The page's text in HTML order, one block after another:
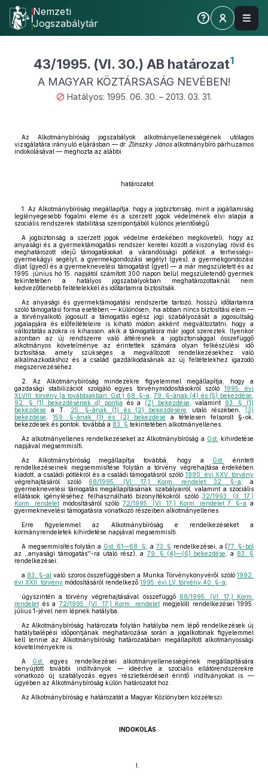
Nemzeti
Jogszabálytár
43/1995. (VI. 30.) AB határozat1
A MAGYAR KÖZTÁRSASÁG NEVÉBEN!
Hatályos: 1995. 06. 30. – 2013. 03. 31.
Az Alkotmánybíróság jogszabályok alkotmányellenességének utólagos
vizsgálatára irányuló eljárásban — dr. Zlinszky Jánosalkotmánybíró párhuzamos
indokolásával — meghozta az alábbi
határozatot:
1. Az Alkotmánybíróság megállapítja, hogy a jogbiztonság, mint a jogállamiság
leglényegesebb fogalmi eleme és a szerzett jogok védelmének elvi alapja a
szociális rendszerek stabilitása szempontjából különös jelentőségű.
A jogbiztonság a szerzett jogok védelme érdekében megköveteli, hogy az
anyasági és a gyermektámogatási rendszer keretei között a viszonylag rövid és
meghatározott idejű támogatásokat: a várandóssági pótlékot, a terhességi-
gyermekágyi segélyt, a gyermekgondozási segélyt (gyes), a gyermekgondozási
díjat (gyed) és a gyermeknevelési támogatást (gyet) — a már megszületett és az
1995. június hó 15. napjától számított 300 napon belül megszületendő gyermek
tekintetében a hatályos jogszabályokban meghatározottaknál nem
kedvezőtlenebb feltételekkel és időtartamra biztosítsák.
Az anyasági és gyermektámogatási rendszerbe tartozó, hosszú időtartamra
szóló támogatási forma esetében — különösen, ha abban nincs biztosítási elem —
a törvényalkotó jogosult a támogatás egész jogi szabályozását a jogosultság
jogalapjára és előfeltételeire is kiható módon akként megváltoztatni, hogy a
változtatás azokra is kihasson, akik a támogatásra már jogot szereztek. Ilyenkor
azonban az új rendszerre való áttérésnek a jogbiztonsággal összefüggő
alkotmányos követelménye az érintettek számára olyan felkészülési idő
biztosítása, amely szükséges a megváltozott rendelkezésekhez való
alkalmazkodáshoz és a család gazdálkodásának az új feltételekhez igazodó
megszervezéséhez.
2. Az Alkotmánybíróság mindezekre figyelemmel megállapítja, hogy a
gazdasági stabilizációt szolgáló egyes törvénymódosításokról szóló 1995. évi
XLVIII. törvény (a továbbiakban: Gst.) 68. §-a
,79. §-ának (4) és (5) bekezdése
92. § (1) bekezdésénekd) pontja és a (2) bekezdése , valamint 93. § (1)
bekezdése a T. 25. §-ának (1) és (2) bekezdésére utaló részében, (3)
bekezdése ,159. §-ának (1) és (2) bekezdése a tételesen felsorolt §-ok,
bekezdések és pontok, továbbá a 83. § tekintetében alkotmányellenes.
Az alkotmányellenes rendelkezéseket az Alkotmánybíróság a Gst.
kihirdetése
napjával megsemmisíti.
Az Alkotmánybíróság megállapítja továbbá, hogy a Gst.
érintett
rendelkezéseinek megsemmisítése folytán a törvény végrehajtása érdekében
kiadott, a családi pótlékról és a családi támogatásról szóló 1990. évi XXV. törvény
végrehajtásáról szóló 68/1995. (VI. 17.) Korm. rendelet 32. §-a; a
gyermeknevelési támogatás megállapításának szabályairól, valamint a szociális
ellátások igényléséhez felhasználható bizonyítékokról szóló32/1993. (II. 17.)
Korm. rendeletmódosításáról szóló72/1995. (VI. 17.) Korm. rendelet 7. §-a a
gyermeknevelési támogatásra vonatkozó részeiben alkotmányellenes.
Erre figyelemmel az Alkotmánybíróság e rendelkezéseket a
kormányrendeletek kihirdetése napjával megsemmisíti.
A megsemmisítés folytán a Gst. 61—68. § , a 73. § rendelkezései, a (77. §-ból
az ,,anyasági támogatás''-ra utaló rész), a 79. § (4)—(6) bekezdése , a 83. §
rendelkezései;
a 83. §-al való szoros összefüggésben a Munka Törvénykönyvéről szóló1992.
évi XXII. törvény módosításáról rendelkező 1995. évi LV. törvény 40. §-a;
úgyszintén a törvény végrehajtásával összefüggő 68/1995. (VI. 17.) Korm.
rendelet és a 72/1995. (VI. 17.) Korm. rendeletmegjelölt rendelkezései 1995.
július 1-jével nem lépnek hatályba.
Az Alkotmánybíróság határozata folytán hatályba nem lépő rendelkezések új
hatálybalépési időpontjának meghatározása során a jogalkotónak figyelemmel
kell lennie az Alkotmánybíróság határozatában megállapított alkotmányossági
követelményekre is.
A Gst.
egyes rendelkezései alkotmányellenességének megállapítására
benyújtott további indítványok — ideértve a szociális ellátórendszerekre
vonatkozó új szabályozás egyes részletkérdéseit érintő indítványokat is —
ügyében az Alkotmánybíróság külön határozatot hoz.
Az Alkotmánybíróság e határozatát a Magyar Közlönyben közzéteszi.
INDOKOLÁS
I.